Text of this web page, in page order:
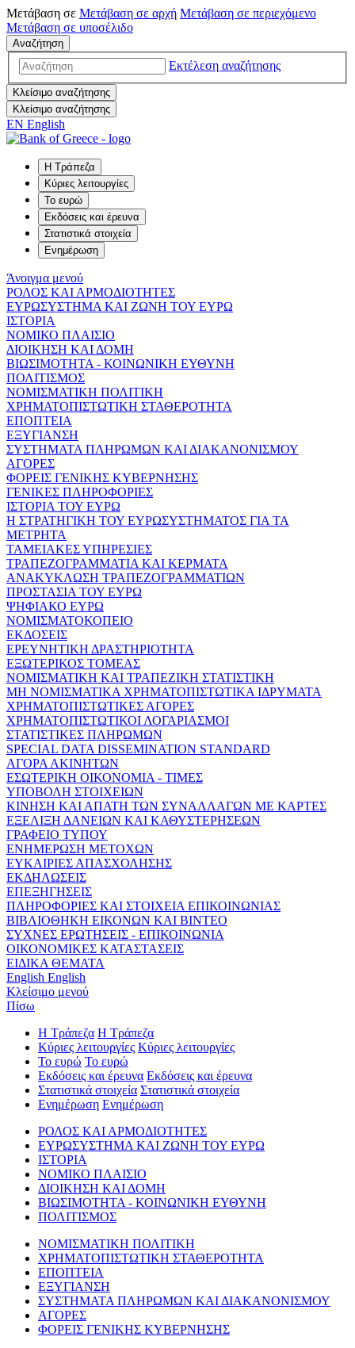
Μετάβαση σε Μετάβαση σε αρχή Μετάβαση σε περιεχόμενο
Μετάβαση σε υποσέλιδο
Αναζήτηση
Εκτέλεση αναζήτησης
Κλείσιμο αναζήτησης
Κλείσιμο αναζήτησης
EN English
Η Τράπεζα
Κύριες λειτουργίες
Το ευρώ
Εκδόσεις και έρευνα
Στατιστικά στοιχεία
Ενημέρωση
Άνοιγμα μενού
ΡΟΛΟΣ ΚΑΙ ΑΡΜΟΔΙΟΤΗΤΕΣ
ΕΥΡΩΣΥΣΤΗΜΑ ΚΑΙ ΖΩΝΗ ΤΟΥ ΕΥΡΩ
ΙΣΤΟΡΙΑ
ΝΟΜΙΚΟ ΠΛΑΙΣΙΟ
ΔΙΟΙΚΗΣΗ ΚΑΙ ΔΟΜΗ
ΒΙΩΣΙΜΟΤΗΤΑ - ΚΟΙΝΩΝΙΚΗ ΕΥΘΥΝΗ
ΠΟΛΙΤΙΣΜΟΣ
ΝΟΜΙΣΜΑΤΙΚΗ ΠΟΛΙΤΙΚΗ
ΧΡΗΜΑΤΟΠΙΣΤΩΤΙΚΗ ΣΤΑΘΕΡΟΤΗΤΑ
ΕΠΟΠΤΕΙΑ
ΕΞΥΓΙΑΝΣΗ
ΣΥΣΤΗΜΑΤΑ ΠΛΗΡΩΜΩΝ ΚΑΙ ΔΙΑΚΑΝΟΝΙΣΜΟΥ
ΑΓΟΡΕΣ
ΦΟΡΕΙΣ ΓΕΝΙΚΗΣ ΚΥΒΕΡΝΗΣΗΣ
ΓΕΝΙΚΕΣ ΠΛΗΡΟΦΟΡΙΕΣ
ΙΣΤΟΡΙΑ ΤΟΥ ΕΥΡΩ
Η ΣΤΡΑΤΗΓΙΚΗ ΤΟΥ ΕΥΡΩΣΥΣΤΗΜΑΤΟΣ ΓΙΑ ΤΑ
ΜΕΤΡΗΤΑ
ΤΑΜΕΙΑΚΕΣ ΥΠΗΡΕΣΙΕΣ
ΤΡΑΠΕΖΟΓΡΑΜΜΑΤΙΑ ΚΑΙ ΚΕΡΜΑΤΑ
ΑΝΑΚΥΚΛΩΣΗ ΤΡΑΠΕΖΟΓΡΑΜΜΑΤΙΩΝ
ΠΡΟΣΤΑΣΙΑ ΤΟΥ ΕΥΡΩ
ΨΗΦΙΑΚΟ ΕΥΡΩ
ΝΟΜΙΣΜΑΤΟΚΟΠΕΙΟ
ΕΚΔΟΣΕΙΣ
ΕΡΕΥΝΗΤΙΚΗ ΔΡΑΣΤΗΡΙΟΤΗΤΑ
ΕΞΩΤΕΡΙΚΟΣ ΤΟΜΕΑΣ
ΝΟΜΙΣΜΑΤΙΚΗ ΚΑΙ ΤΡΑΠΕΖΙΚΗ ΣΤΑΤΙΣΤΙΚΗ
ΜΗ ΝΟΜΙΣΜΑΤΙΚΑ ΧΡΗΜΑΤΟΠΙΣΤΩΤΙΚΑ ΙΔΡΥΜΑΤΑ
ΧΡΗΜΑΤΟΠΙΣΤΩΤΙΚΕΣ ΑΓΟΡΕΣ
ΧΡΗΜΑΤΟΠΙΣΤΩΤΙΚΟΙ ΛΟΓΑΡΙΑΣΜΟΙ
ΣΤΑΤΙΣΤΙΚΕΣ ΠΛΗΡΩΜΩΝ
SPECIAL DATA DISSEMINATION STANDARD
ΑΓΟΡΑ ΑΚΙΝΗΤΩΝ
ΕΣΩΤΕΡΙΚΗ ΟΙΚΟΝΟΜΙΑ - ΤΙΜΕΣ
ΥΠΟΒΟΛΗ ΣΤΟΙΧΕΙΩΝ
ΚΙΝΗΣΗ ΚΑΙ ΑΠΑΤΗ ΤΩΝ ΣΥΝΑΛΛΑΓΩΝ ΜΕ ΚΑΡΤΕΣ
ΕΞΕΛΙΞΗ ΔΑΝΕΙΩΝ ΚΑΙ ΚΑΘΥΣΤΕΡΗΣΕΩΝ
ΓΡΑΦΕΙΟ ΤΥΠΟΥ
ΕΝΗΜΕΡΩΣΗ ΜΕΤΟΧΩΝ
ΕΥΚΑΙΡΙΕΣ ΑΠΑΣΧΟΛΗΣΗΣ
ΕΚΔΗΛΩΣΕΙΣ
ΕΠΕΞΗΓΗΣΕΙΣ
ΠΛΗΡΟΦΟΡΙΕΣ ΚΑΙ ΣΤΟΙΧΕΙΑ ΕΠΙΚΟΙΝΩΝΙΑΣ
ΒΙΒΛΙΟΘΗΚΗ ΕΙΚΟΝΩΝ ΚΑΙ ΒΙΝΤΕΟ
ΣΥΧΝΕΣ ΕΡΩΤΗΣΕΙΣ - ΕΠΙΚΟΙΝΩΝΙΑ
ΟΙΚΟΝΟΜΙΚΕΣ ΚΑΤΑΣΤΑΣΕΙΣ
ΕΙΔΙΚΑ ΘΕΜΑΤΑ
English English
Κλείσιμο μενού
Πίσω
Η Τράπεζα Η Τράπεζα
Κύριες λειτουργίες Κύριες λειτουργίες
Το ευρώ Το ευρώ
Εκδόσεις και έρευνα Εκδόσεις και έρευνα
Στατιστικά στοιχεία Στατιστικά στοιχεία
Ενημέρωση Ενημέρωση
ΡΟΛΟΣ ΚΑΙ ΑΡΜΟΔΙΟΤΗΤΕΣ
ΕΥΡΩΣΥΣΤΗΜΑ ΚΑΙ ΖΩΝΗ ΤΟΥ ΕΥΡΩ
ΙΣΤΟΡΙΑ
ΝΟΜΙΚΟ ΠΛΑΙΣΙΟ
ΔΙΟΙΚΗΣΗ ΚΑΙ ΔΟΜΗ
ΒΙΩΣΙΜΟΤΗΤΑ - ΚΟΙΝΩΝΙΚΗ ΕΥΘΥΝΗ
ΠΟΛΙΤΙΣΜΟΣ
ΝΟΜΙΣΜΑΤΙΚΗ ΠΟΛΙΤΙΚΗ
ΧΡΗΜΑΤΟΠΙΣΤΩΤΙΚΗ ΣΤΑΘΕΡΟΤΗΤΑ
ΕΠΟΠΤΕΙΑ
ΕΞΥΓΙΑΝΣΗ
ΣΥΣΤΗΜΑΤΑ ΠΛΗΡΩΜΩΝ ΚΑΙ ΔΙΑΚΑΝΟΝΙΣΜΟΥ
ΑΓΟΡΕΣ
ΦΟΡΕΙΣ ΓΕΝΙΚΗΣ ΚΥΒΕΡΝΗΣΗΣ